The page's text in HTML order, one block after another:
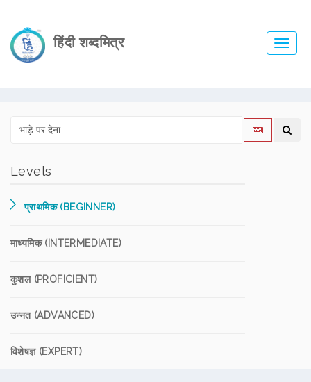
हिंदी शब्दमित्र
Levels
प्राथमिक (BEGINNER)
माध्यमिक (INTERMEDIATE)
कुशल (PROFICIENT)
उन्नत (ADVANCED)
विशेषज्ञ (EXPERT)